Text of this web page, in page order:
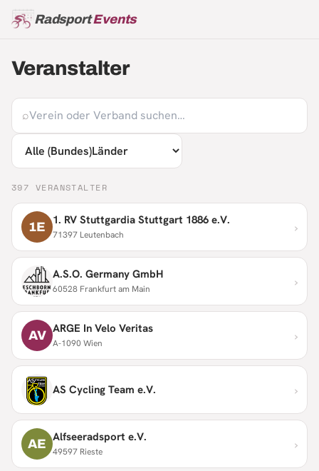
RadsportEvents
Veranstalter
⌕
397 VERANSTALTER
1E 1. RV Stuttgardia Stuttgart 1886 e.V.
71397 Leutenbach ›
A.S.O. Germany GmbH
60528 Frankfurt am Main ›
AV ARGE In Velo Veritas
A-1090 Wien ›
AS Cycling Team e.V. ›
AE Alfseeradsport e.V.
49597 Rieste ›